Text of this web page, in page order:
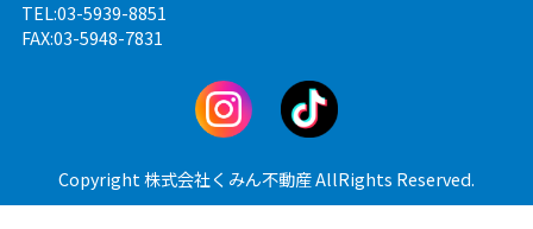
TEL:03-5939-8851
FAX:03-5948-7831
Copyright 株式会社くみん不動産 AllRights Reserved.